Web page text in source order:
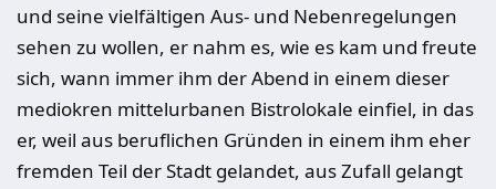
und seine vielfältigen Aus- und Neben­regelungen
sehen zu wollen, er nahm es, wie es kam und freute
sich, wann immer ihm der Abend in einem dieser
mediokren mittelurbanen Bistrolokale einfiel, in das
er, weil aus beruflichen Gründen in einem ihm eher
fremden Teil der Stadt gelandet, aus Zufall gelangt